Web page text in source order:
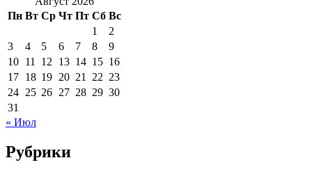
Пн Вт Ср Чт Пт Сб Вс
1
2
3
4 5 6 7 8
9
10 11 12 13 14 15 16
17 18 19 20 21 22 23
24 25 26 27 28 29 30
31
« Июл
Рубрики